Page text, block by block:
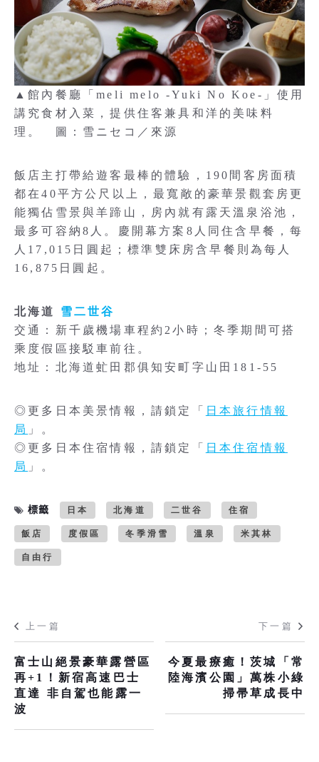
▲館內餐廳「meli melo -Yuki No Koe-」使用
講究食材入菜，提供住客兼具和洋的美味料
理。 圖：雪ニセコ／來源
飯店主打帶給遊客最棒的體驗，190間客房面積
都在40平方公尺以上，最寬敞的豪華景觀套房更
能獨佔雪景與羊蹄山，房內就有露天溫泉浴池，
最多可容納8人。慶開幕方案8人同住含早餐，每
人17,015日圓起；標準雙床房含早餐則為每人
16,875日圓起。
北海道 雪二世谷
交通：新千歲機場車程約2小時；冬季期間可搭
乘度假區接駁車前往。
地址：北海道虻田郡俱知安町字山田181-55
◎更多日本美景情報，請鎖定「
日本旅行情報
局 」。
◎更多日本住宿情報，請鎖定「
日本住宿情報
局 」。
標籤 日本 北海道 二世谷 住宿
飯店 度假區 冬季滑雪 溫泉 米其林
自由行
上一篇
富士山絕景豪華露營區
再+1！新宿高速巴士
直達 非自駕也能露一
波
下一篇
今夏最療癒！茨城「常
陸海濱公園」萬株小綠
掃帚草成長中